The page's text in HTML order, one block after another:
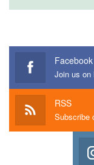
Facebook
Join us on
RSS
Subscribe